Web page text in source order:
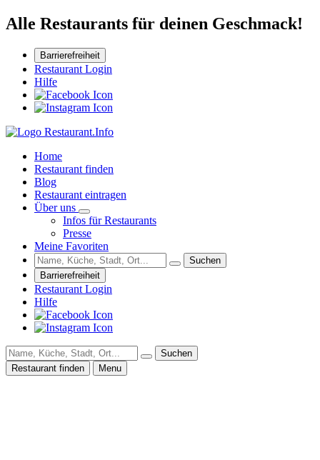
Alle Restaurants für deinen Geschmack!
Barrierefreiheit
Restaurant Login
Hilfe
Home
Restaurant finden
Blog
Restaurant eintragen
Über uns
Infos für Restaurants
Presse
Meine Favoriten
Suchen
Barrierefreiheit
Restaurant Login
Hilfe
Suchen
Restaurant finden
Menu